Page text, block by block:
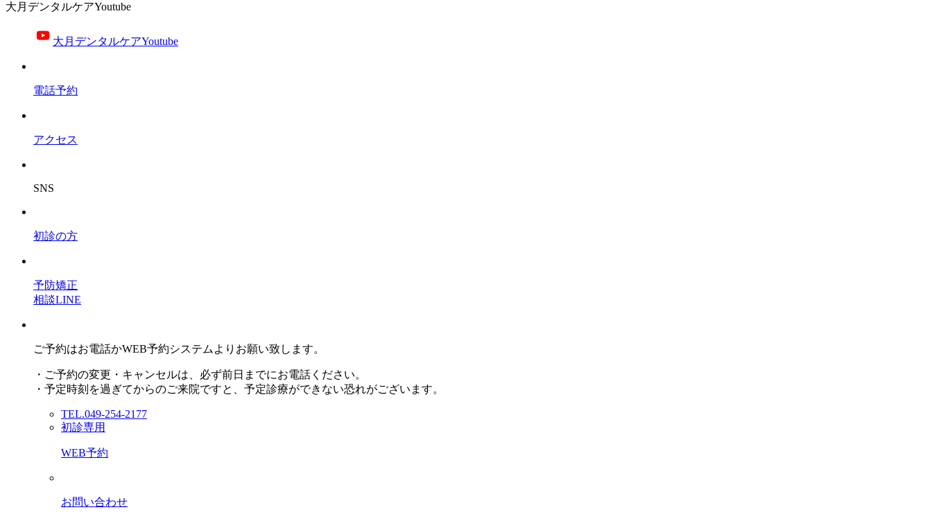
大月デンタルケアYoutube
大月デンタルケアYoutube
電話予約
アクセス
SNS
初診の方
予防矯正
相談LINE
ご予約はお電話かWEB予約システムよりお願い致します。
・ご予約の変更・キャンセルは、必ず前日までにお電話ください。
・予定時刻を過ぎてからのご来院ですと、予定診療ができない恐れがございます。
TEL.049-254-2177
初診専用
WEB予約
お問い合わせ